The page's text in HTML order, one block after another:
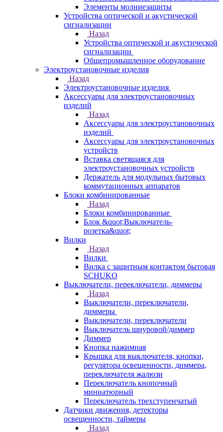
Элементы молниезащиты
Устройства оптической и акустической
сигнализации
Назад
Устройства оптической и акустической
сигнализации
Общепромышленное оборудование
Электроустановочные изделия
Назад
Электроустановочные изделия
Аксессуары для электроустановочных
изделий
Назад
Аксессуары для электроустановочных
изделий
Аксессуары для электроустановочных
устройств
Вставка светящаяся для
электроустановочных устройств
Держатель для модульных бытовых
коммутационных аппаратов
Блоки комбинированные
Назад
Блоки комбинированные
Блок &quot;Выключатель-
розетка&quot;
Вилки
Назад
Вилки
Вилка с защитным контактом бытовая
SCHUKO
Выключатели, переключатели, диммеры
Назад
Выключатели, переключатели,
диммеры
Выключатели, переключатели
Выключатель шнуровой/диммер
Диммер
Кнопка нажимная
Крышка для выключателя, кнопки,
регулятора освещенности, диммера,
переключателя жалюзи
Переключатель кнопочный
миниатюрный
Переключатель трехступенчатый
Датчики движения, детекторы
освещенности, таймеры
Назад